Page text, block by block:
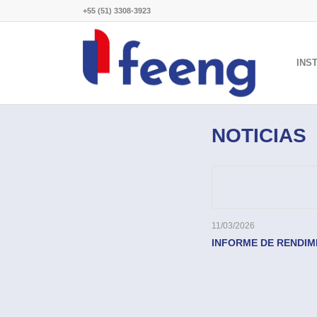
+55 (51) 3308-3923
NOTICIAS
11/03/2026
INFORME DE